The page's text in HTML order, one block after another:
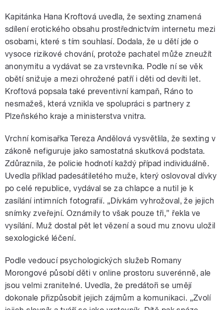
Kapitánka Hana Kroftová uvedla, že sexting znamená
sdílení erotického obsahu prostřednictvím internetu mezi
osobami, které s tím souhlasí. Dodala, že u dětí jde o
vysoce rizikové chování, protože pachatel může zneužít
anonymitu a vydávat se za vrstevníka. Podle ní se věk
obětí snižuje a mezi ohrožené patří i děti od devíti let.
Kroftová popsala také preventivní kampaň, Ráno to
nesmažeš, která vznikla ve spolupráci s partnery z
Plzeňského kraje a ministerstva vnitra.
Vrchní komisařka Tereza Andělová vysvětlila, že sexting v
zákoně nefiguruje jako samostatná skutková podstata.
Zdůraznila, že policie hodnotí každý případ individuálně.
Uvedla příklad padesátiletého muže, který oslovoval dívky
po celé republice, vydával se za chlapce a nutil je k
zasílání intimních fotografií. „Dívkám vyhrožoval, že jejich
snímky zveřejní. Oznámily to však pouze tři,” řekla ve
vysílání. Muž dostal pět let vězení a soud mu znovu uložil
sexologické léčení.
Podle vedoucí psychologických služeb Romany
Morongové působí děti v online prostoru suverénně, ale
jsou velmi zranitelné. Uvedla, že predátoři se umějí
dokonale přizpůsobit jejich zájmům a komunikaci. „Zvolí